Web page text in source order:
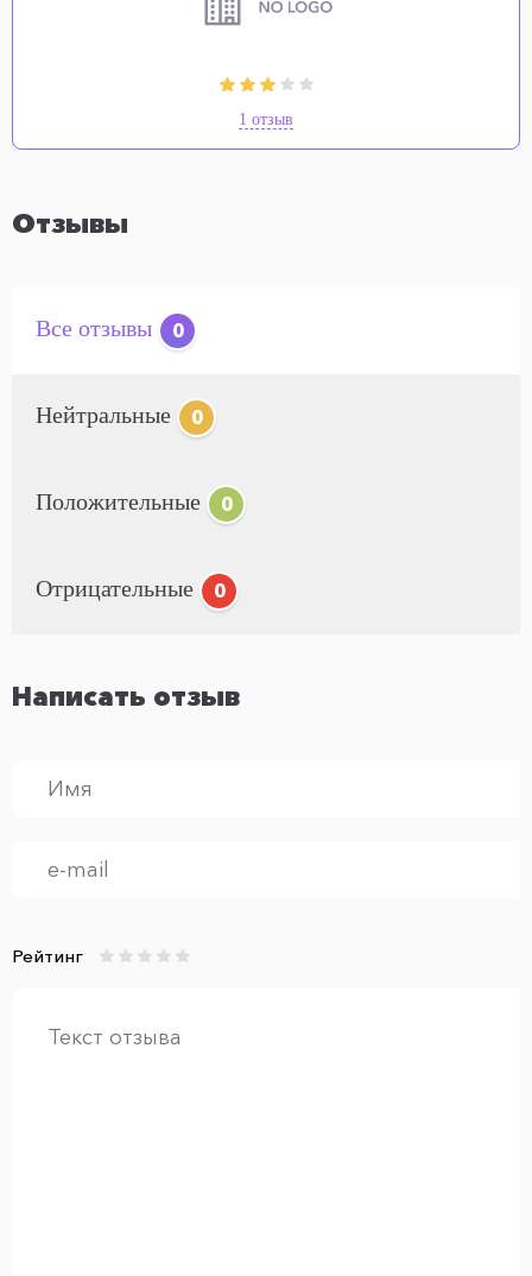
1 отзыв
Отзывы
Все отзывы 0
Нейтральные 0
Положительные 0
Отрицательные 0
Написать отзыв
Рейтинг